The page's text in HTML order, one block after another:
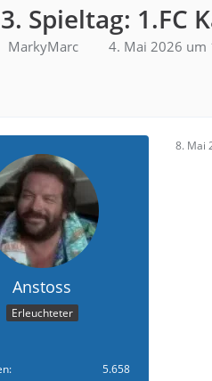
Spieltag: 1.FC
MarkyMarc 4. Mai 2026 um
Anstoss
Erleuchteter
5.658
8. Mai